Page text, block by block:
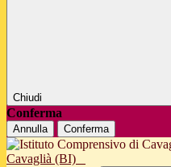
Chiudi
Conferma
Annulla Conferma
Cavaglià (BI)